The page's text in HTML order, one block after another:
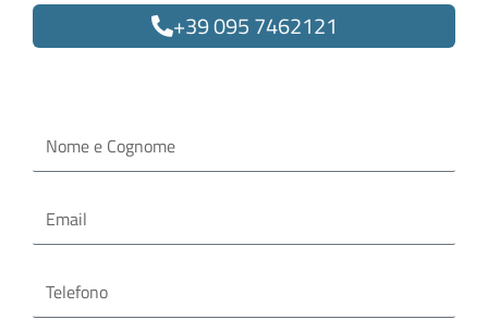
+39 095 7462121
Cognome